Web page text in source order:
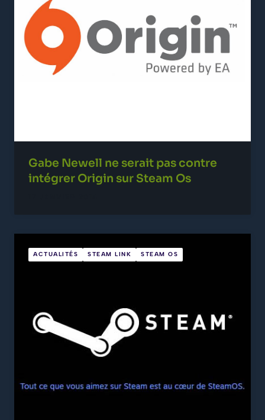
Gabe Newell ne serait pas contre
intégrer Origin sur Steam Os
ACTUALITÉS STEAM LINK STEAM OS